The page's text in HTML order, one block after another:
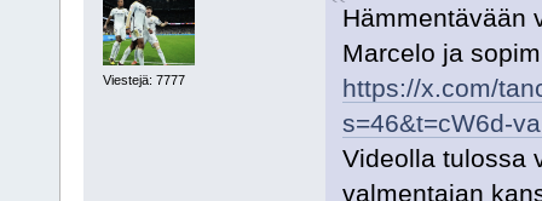
Viestejä: 7777
Hämmentävään
Marcelo ja
https://x.com/
s=46&t=cW6d-
Videolla tulossa
valmentajan